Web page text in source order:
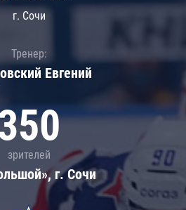
г. Сочи
Тренер:
Евгений
зрителей
г. Сочи